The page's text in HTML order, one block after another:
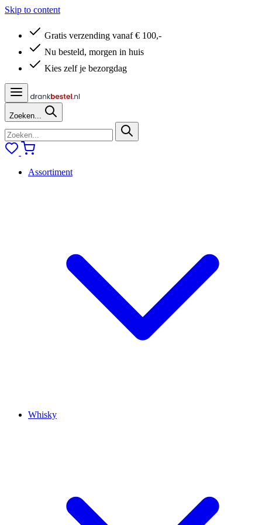
Skip to content
Gratis verzending vanaf € 100,-
Nu besteld, morgen in huis
Kies zelf je bezorgdag
Zoeken...
Assortiment
Whisky